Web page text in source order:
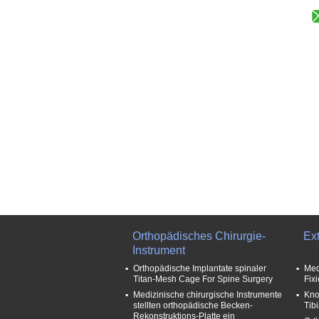
Orthopädisches Chirurgie-
Instrument
Orthopädische Implantate spinaler
Titan-Mesh Cage For Spine Surgery
Medizinische chirurgische Instrumente
stellten orthopädische Becken-
Rekonstruktions-Platte ein